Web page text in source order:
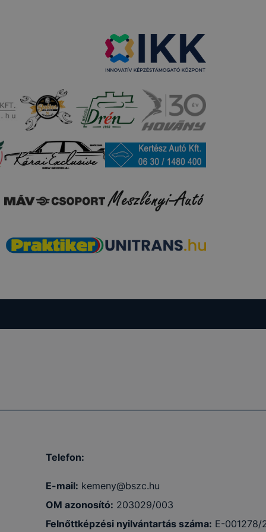
Telefon:
E-mail: kemeny@bszc.hu
OM azonosító: 203029/003
Felnőttképzési nyilvántartás száma: E-001278/